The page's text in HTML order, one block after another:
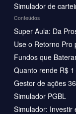
Simulador de
Conteúdos
Super Aula: Da
Use o Retorno Pro
Fundos que
Quanto rende R$
Gestor de ações
Simulador PGBL
Simulador: Investir